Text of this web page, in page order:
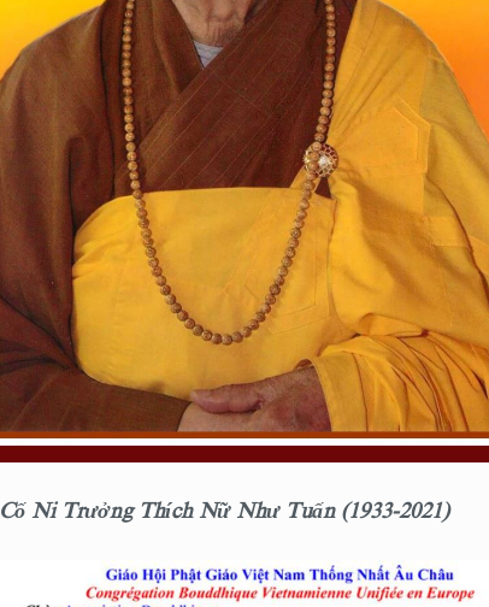
Cố Ni Trưởng Thích Nữ Như Tuấn (1933-2021)